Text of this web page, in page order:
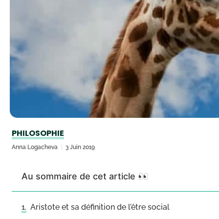
PHILOSOPHIE
Anna Logacheva 3 Juin 2019
Au sommaire de cet article 👀
Aristote et sa définition de l’être social